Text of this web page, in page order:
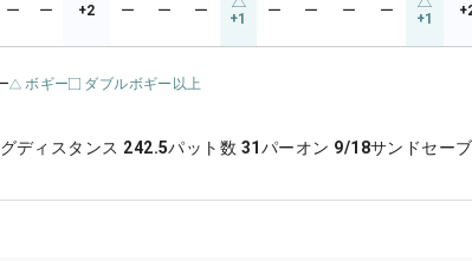
ー ー +2 ー ー ー +1 ー ー ー ー +1
ボギー ダブルボギー以上
ディスタンス 242.5パット数 31パーオン 9/18サンドセーブ